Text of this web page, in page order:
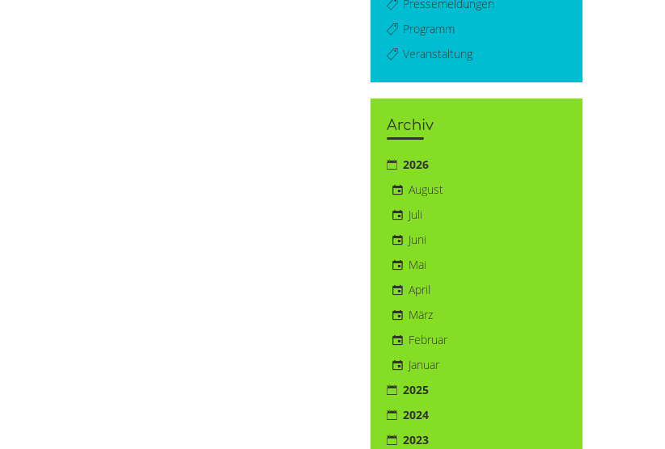
Pressemeldungen
Programm
Veranstaltung
Archiv
2026
August
Juli
Juni
Mai
April
März
Februar
Januar
2025
2024
2023